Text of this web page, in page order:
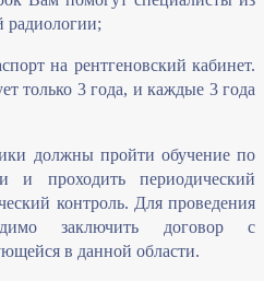
радиологии;
на рентгеновский кабинет.
только 3 года, и каждые 3 года
должны пройти обучение по
и проходить периодический
контроль. Для проведения
заключить договор с
в данной области.